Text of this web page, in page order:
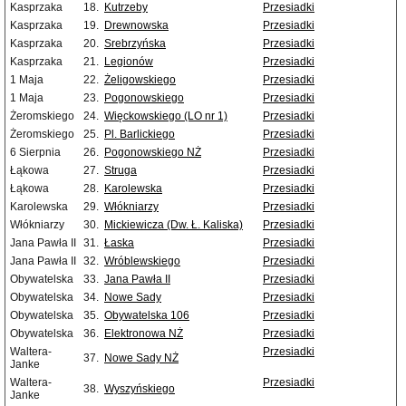
Kasprzaka
18. Kutrzeby
Przesiadki
Kasprzaka
19. Drewnowska
Przesiadki
Kasprzaka
20. Srebrzyńska
Przesiadki
Kasprzaka
21. Legionów
Przesiadki
1 Maja
22. Żeligowskiego
Przesiadki
1 Maja
23. Pogonowskiego
Przesiadki
Żeromskiego
24. Więckowskiego (LO nr 1)
Przesiadki
Żeromskiego
25. Pl. Barlickiego
Przesiadki
6 Sierpnia
26. Pogonowskiego NŻ
Przesiadki
Łąkowa
27. Struga
Przesiadki
Łąkowa
28. Karolewska
Przesiadki
Karolewska
29. Włókniarzy
Przesiadki
Włókniarzy
30. Mickiewicza (Dw. Ł. Kaliska)
Przesiadki
Jana Pawła II
31. Łaska
Przesiadki
Jana Pawła II
32. Wróblewskiego
Przesiadki
Obywatelska
33. Jana Pawła II
Przesiadki
Obywatelska
34. Nowe Sady
Przesiadki
Obywatelska
35. Obywatelska 106
Przesiadki
Obywatelska
36. Elektronowa NŻ
Przesiadki
Waltera-
Janke
37. Nowe Sady NŻ Przesiadki
Waltera-
Janke
38. Wyszyńskiego Przesiadki